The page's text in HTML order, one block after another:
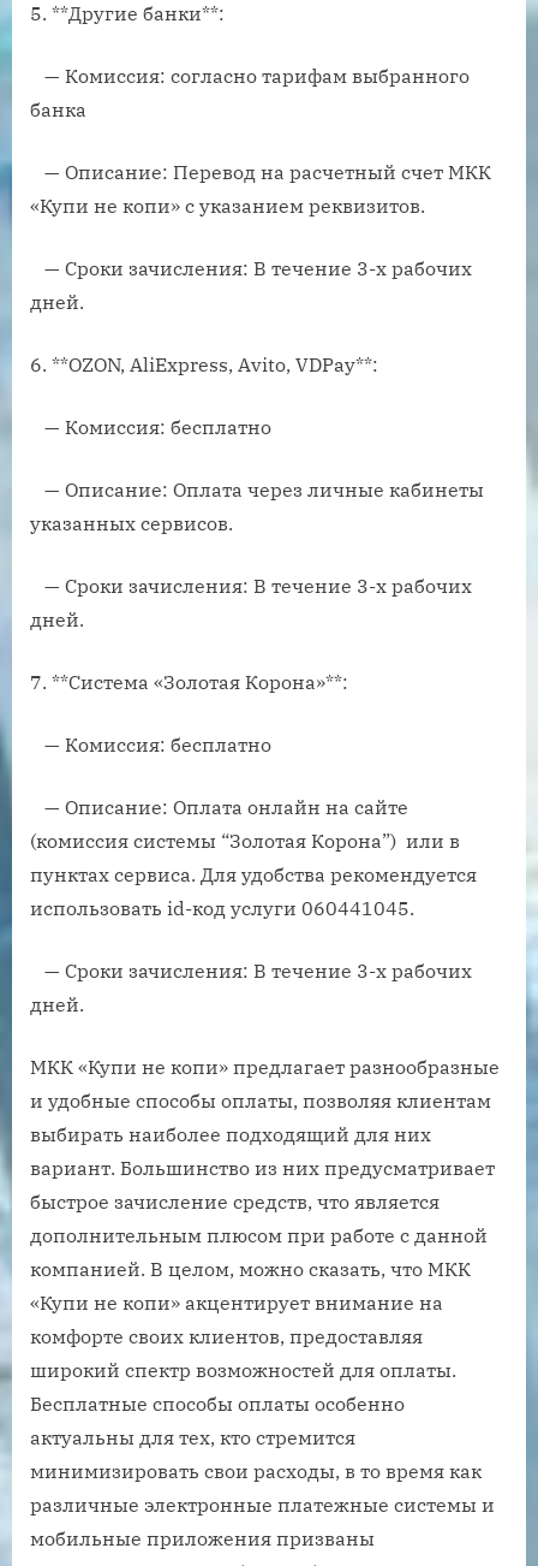
5. **Другие банки**:
— Комиссия: согласно тарифам выбранного
банка
— Описание: Перевод на расчетный счет МКК
«Купи не копи» с указанием реквизитов.
— Сроки зачисления: В течение 3-х рабочих
дней.
6. **OZON, AliExpress, Avito, VDPay**:
— Комиссия: бесплатно
— Описание: Оплата через личные кабинеты
указанных сервисов.
— Сроки зачисления: В течение 3-х рабочих
дней.
7. **Система «Золотая Корона»**:
— Комиссия: бесплатно
— Описание: Оплата онлайн на сайте
(комиссия системы “Золотая Корона”) или в
пунктах сервиса. Для удобства рекомендуется
использовать id-код услуги 060441045.
— Сроки зачисления: В течение 3-х рабочих
дней.
МКК «Купи не копи» предлагает разнообразные
и удобные способы оплаты, позволяя клиентам
выбирать наиболее подходящий для них
вариант. Большинство из них предусматривает
быстрое зачисление средств, что является
дополнительным плюсом при работе с данной
компанией. В целом, можно сказать, что МКК
«Купи не копи» акцентирует внимание на
комфорте своих клиентов, предоставляя
широкий спектр возможностей для оплаты.
Бесплатные способы оплаты особенно
актуальны для тех, кто стремится
минимизировать свои расходы, в то время как
различные электронные платежные системы и
мобильные приложения призваны